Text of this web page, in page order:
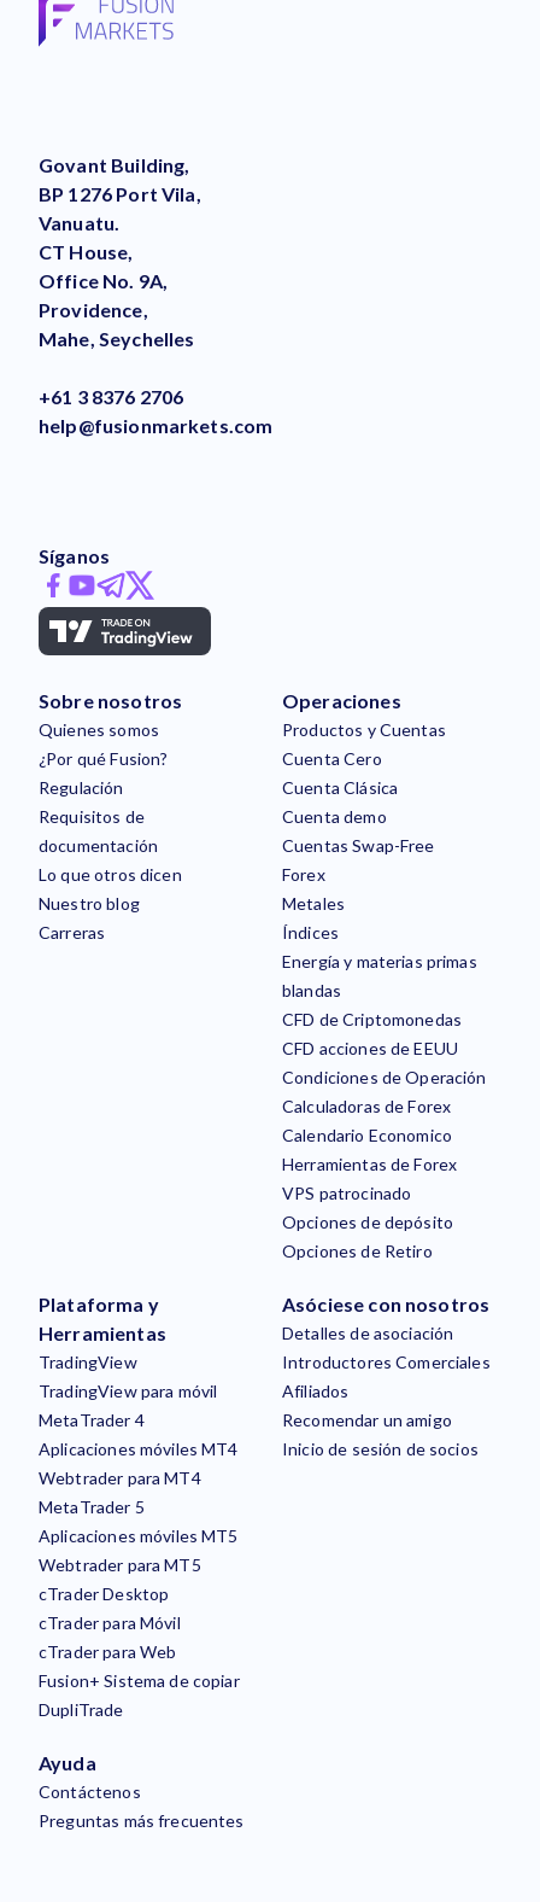
Govant Building,
BP 1276 Port Vila,
Vanuatu.
CT House,
Office No. 9A,
Providence,
Mahe, Seychelles
+61 3 8376 2706
help@fusionmarkets.com
Síganos
Sobre nosotros
Quienes somos
¿Por qué Fusion?
Regulación
Requisitos de
documentación
Lo que otros dicen
Nuestro blog
Carreras
Operaciones
Productos y Cuentas
Cuenta Cero
Cuenta Clásica
Cuenta demo
Cuentas Swap-Free
Forex
Metales
Índices
Energía y materias primas
blandas
CFD de Criptomonedas
CFD acciones de EEUU
Condiciones de Operación
Calculadoras de Forex
Calendario Economico
Herramientas de Forex
VPS patrocinado
Opciones de depósito
Opciones de Retiro
Plataforma y
Herramientas
TradingView
TradingView para móvil
MetaTrader 4
Aplicaciones móviles MT4
Webtrader para MT4
MetaTrader 5
Aplicaciones móviles MT5
Webtrader para MT5
cTrader Desktop
cTrader para Móvil
cTrader para Web
Fusion+ Sistema de copiar
DupliTrade
Asóciese con nosotros
Detalles de asociación
Introductores Comerciales
Afiliados
Recomendar un amigo
Inicio de sesión de socios
Ayuda
Contáctenos
Preguntas más frecuentes